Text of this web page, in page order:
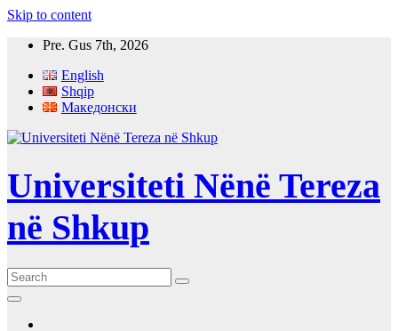
Skip to content
Pre. Gus 7th, 2026
English
Shqip
Македонски
Universiteti Nënë Tereza
në Shkup